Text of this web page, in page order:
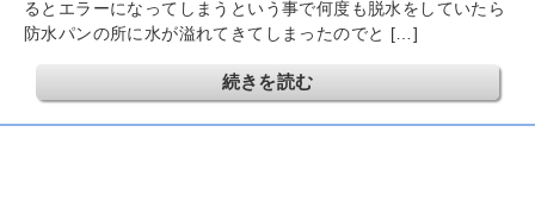
るとエラーになってしまうという事で何度も脱水をしていたら
防水パンの所に水が溢れてきてしまったのでと […]
続きを読む